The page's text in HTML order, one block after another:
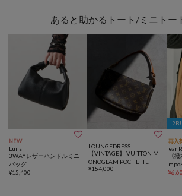
あると助かるトート/ミニトー
NEW 
Lui's
3WAYレザーハンドルミニ
バッグ
¥15,400

LOUNGEDRESS
【VINTAGE】 VUITTON M
ONOGLAM POCHETTE
¥154,000
再入
ear
《
バッ
¥